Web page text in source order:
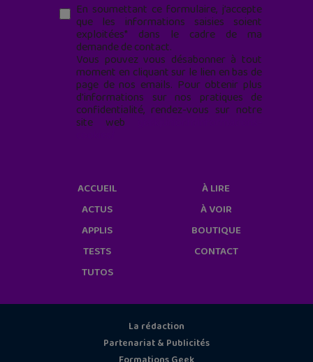
En soumettant ce formulaire, j’accepte
que les informations saisies soient
exploitées* dans le cadre de ma
demande de contact.
Vous pouvez vous désabonner à tout
moment en cliquant sur le lien en bas de
page de nos emails. Pour obtenir plus
d'informations sur nos pratiques de
confidentialité, rendez-vous sur notre
site web
ACCUEIL
ACTUS
APPLIS
TESTS
TUTOS
À LIRE
À VOIR
BOUTIQUE
CONTACT
La rédaction
Partenariat & Publicités